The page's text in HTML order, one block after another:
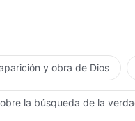
y obra de Dios
la búsqueda de la